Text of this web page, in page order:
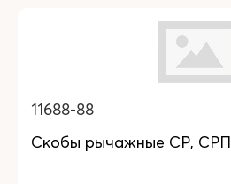
11688-88
Скобы рычажные СР, СРП